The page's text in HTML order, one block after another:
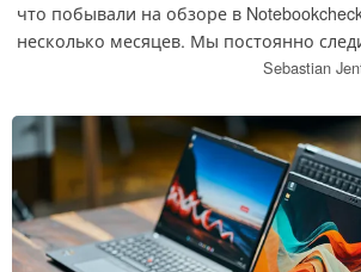
что побывали на обзоре в
несколько месяцев. Мы постоянно
обновлением и дополнением этого
Sebastian